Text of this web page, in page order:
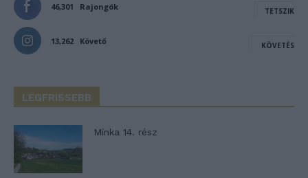
46,301 Rajongók TETSZIK
13,262 Követő KÖVETÉS
LEGFRISSEBB
Minka 14. rész